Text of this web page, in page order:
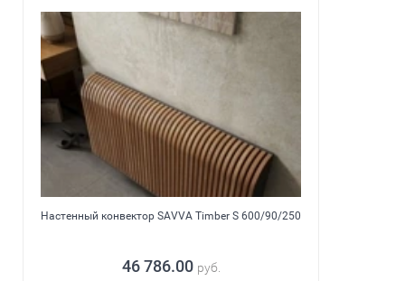
Настенный конвектор SAVVA Timber S 600/90/250
46 786.00 руб.